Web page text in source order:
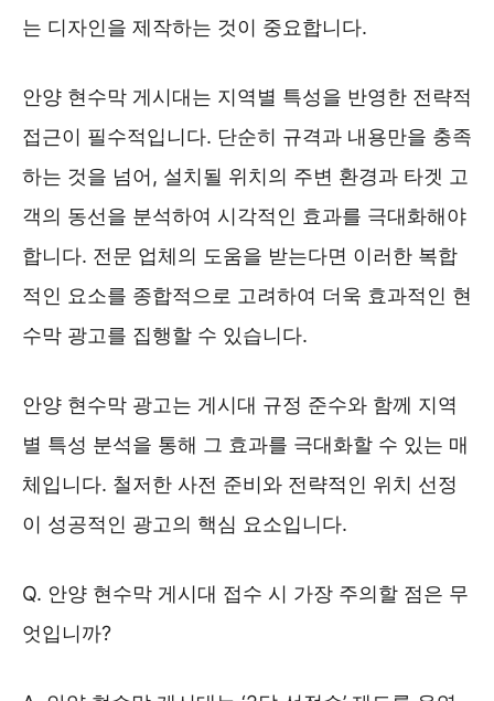
는 디자인을 제작하는 것이 중요합니다.
안양 현수막 게시대는 지역별 특성을 반영한 전략적
접근이 필수적입니다. 단순히 규격과 내용만을 충족
하는 것을 넘어, 설치될 위치의 주변 환경과 타겟 고
객의 동선을 분석하여 시각적인 효과를 극대화해야
합니다. 전문 업체의 도움을 받는다면 이러한 복합
적인 요소를 종합적으로 고려하여 더욱 효과적인 현
수막 광고를 집행할 수 있습니다.
안양 현수막 광고는 게시대 규정 준수와 함께 지역
별 특성 분석을 통해 그 효과를 극대화할 수 있는 매
체입니다. 철저한 사전 준비와 전략적인 위치 선정
이 성공적인 광고의 핵심 요소입니다.
Q. 안양 현수막 게시대 접수 시 가장 주의할 점은 무
엇입니까?